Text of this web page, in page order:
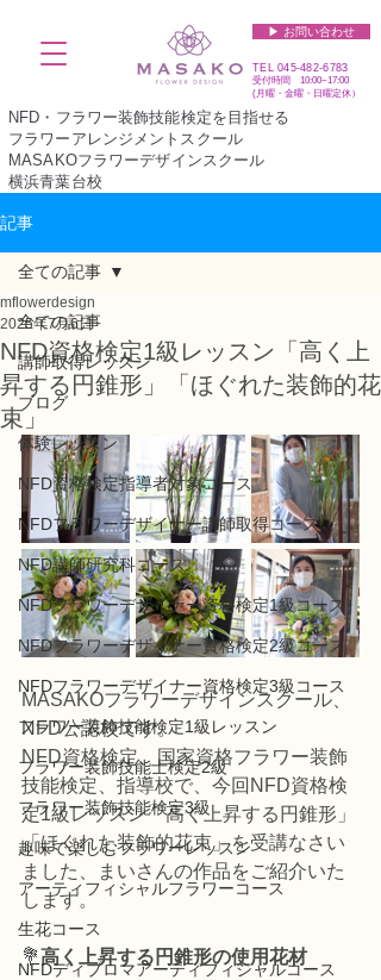
▶︎ お問い合わせ
TEL045-482-6783
受付時間 10:00~17:00​​​
(​月曜・金曜・日曜定休）
NFD・フラワー装飾技能検定を目指せる
フラワーアレンジメントスクール
MASAKOフラワーデザインスクール
横浜青葉台校
記事
全ての記事
講師取得レッスン
ブログ
体験レッスン
NFD資格検定指導者対象コース
NFDフラワーデザイナー講師取得コース
NFD講師研究科コース
NFDフラワーデザイナー資格検定1級コース
NFDフラワーデザイナー資格検定2級コース
NFDフラワーデザイナー資格検定3級コース
フラワー装飾技能検定1級レッスン
フラワー装飾技能士検定2級
フラワー装飾技能検定3級
趣味で楽しむフラワーレッスン
アーティフィシャルフラワーコース
生花コース
NFDディプロマアーティフィシャルコース
全ての記事
NFD資格検定1級レッスン「高く上
昇する円錐形」「ほぐれた装飾的花
束」
mflowerdesign
2025年7月6日
MASAKOフラワーデザインスクール、
NFD公認校です。
NFD資格検定、国家資格フラワー装飾
技能検定、指導校で、今回NFD資格検
定1級レッスン「高く上昇する円錐形」
「ほぐれた装飾的花束」を受講なさい
ました、まいさんの作品をご紹介いた
します。
💐高く上昇する円錐形の使用花材